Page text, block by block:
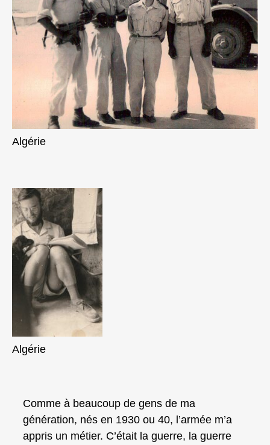
Algérie
Algérie
Comme à beaucoup de gens de ma
génération, nés en 1930 ou 40, l’armée m’a
appris un métier. C’était la guerre, la guerre